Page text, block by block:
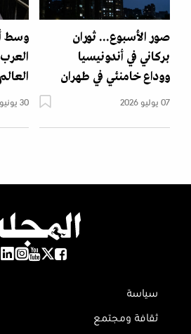
صور الأسبوع... ثوران
بركاني في أندونيسيا
ووداع خامنئي في طهران
07 يوليو 2026
وسط
العالم 2026
30 يونيو 2026
سياسة
ثقافة ومجتمع